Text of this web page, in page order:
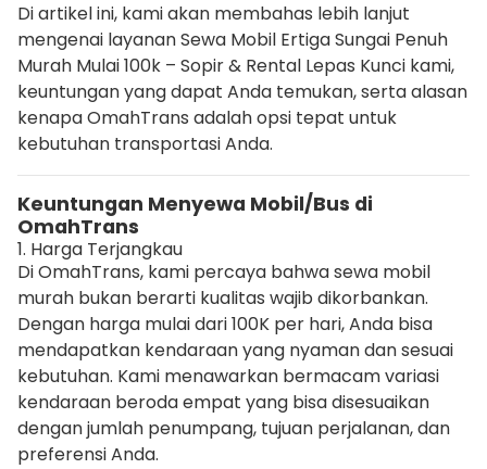
Di artikel ini, kami akan membahas lebih lanjut
mengenai layanan Sewa Mobil Ertiga Sungai Penuh
Murah Mulai 100k – Sopir & Rental Lepas Kunci kami,
keuntungan yang dapat Anda temukan, serta alasan
kenapa OmahTrans adalah opsi tepat untuk
kebutuhan transportasi Anda.
Keuntungan Menyewa Mobil/Bus di
OmahTrans
1. Harga Terjangkau
Di OmahTrans, kami percaya bahwa sewa mobil
murah bukan berarti kualitas wajib dikorbankan.
Dengan harga mulai dari 100K per hari, Anda bisa
mendapatkan kendaraan yang nyaman dan sesuai
kebutuhan. Kami menawarkan bermacam variasi
kendaraan beroda empat yang bisa disesuaikan
dengan jumlah penumpang, tujuan perjalanan, dan
preferensi Anda.